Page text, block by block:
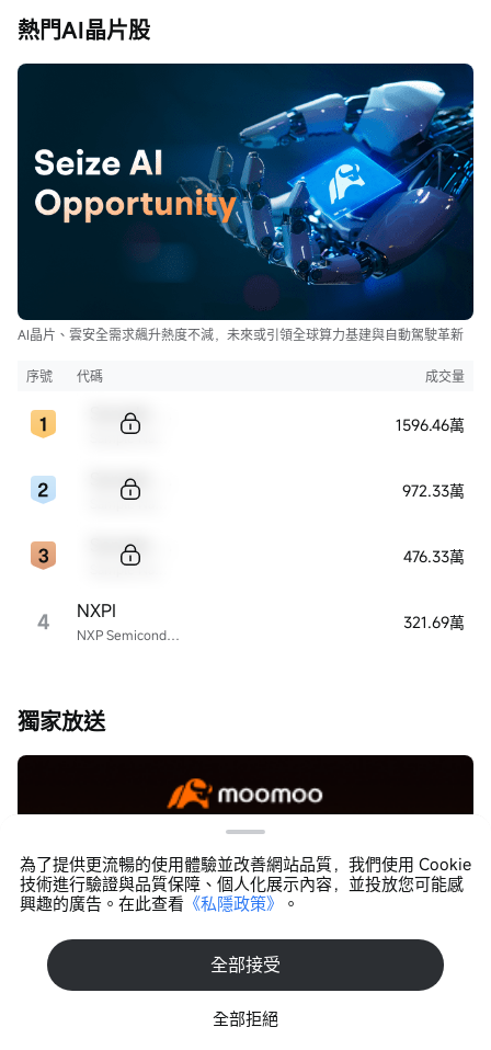
為了提供更流暢的使用體驗並改善網站品質，我們使用 Cookie
技術進行驗證與品質保障、個人化展示內容，並投放您可能感
興趣的廣告。在此查看 《私隱政策》 。
全部接受
全部拒絕
熱門AI晶片股
AI晶片、雲安全需求飆升熱度不減，未來或引領全球算力基建與自動駕駛革新
序號 代碼 成交量
1596.46萬
972.33萬
476.33萬
4 NXP Semiconductors
NXPI 321.69萬
獨家放送